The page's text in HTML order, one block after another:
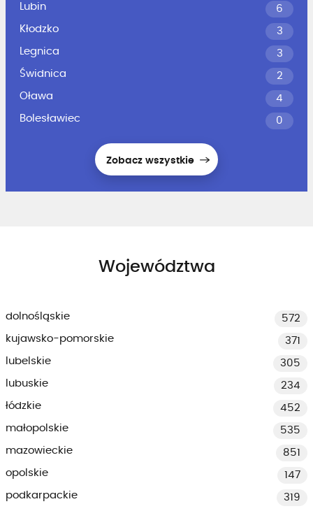
Lubin
6
Kłodzko
3
Legnica
3
Świdnica
2
Oława
4
Bolesławiec
0
Zobacz wszystkie
Województwa
dolnośląskie
572
kujawsko-pomorskie
371
lubelskie
305
lubuskie
234
łódzkie
452
małopolskie
535
mazowieckie
851
opolskie
147
podkarpackie
319